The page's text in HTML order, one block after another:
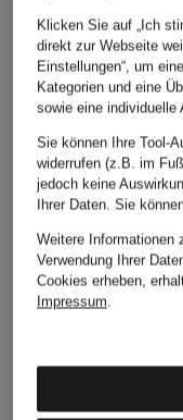
ÄHNLICHE
Klicken Sie auf „Ich
direkt zur Webseite
Einstellungen“, um
Kategorien und eine
sowie eine individuelle
Sie können Ihre Tool-
widerrufen (z.B. im
jedoch keine
Ihrer Daten. Sie
Weitere Informationen
Verwendung Ihrer
Cookies erheben,
Impressum.